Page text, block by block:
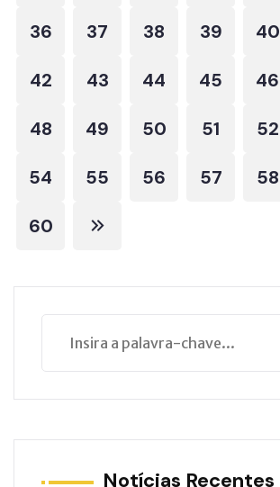
36 37 38 39 40
42 43 44 45 46
48 49 50 51 52
54 55 56 57 58
60
Notícias Recentes